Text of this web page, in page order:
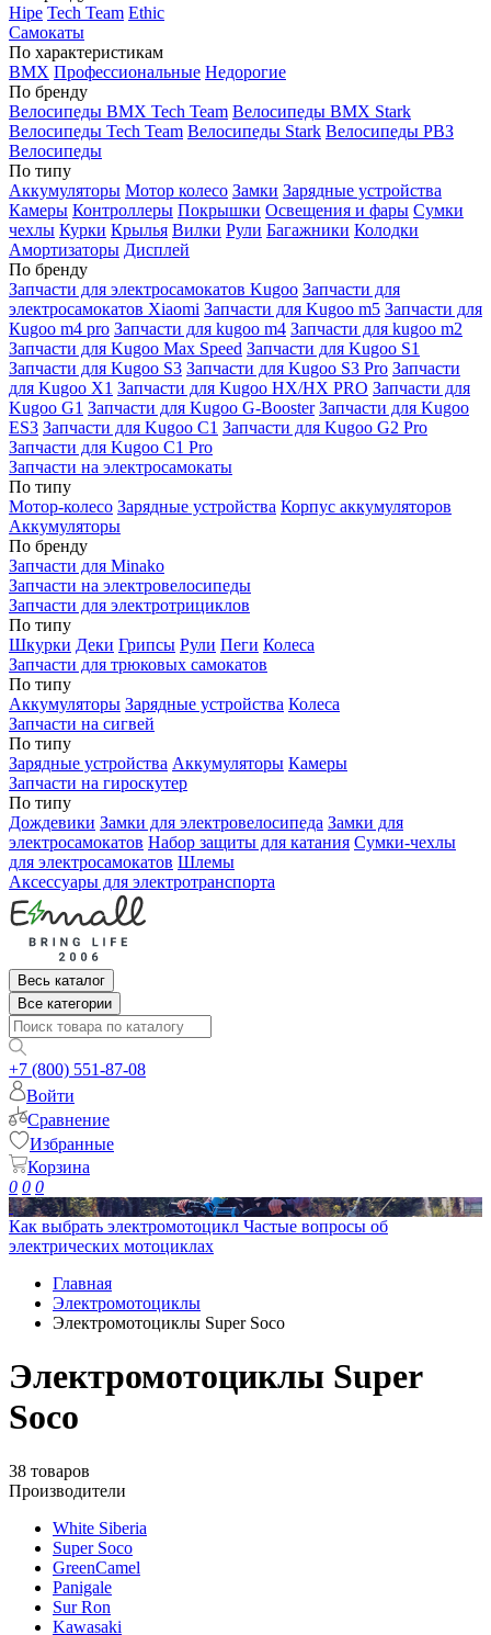
Hipe Tech Team Ethic
Самокаты
По характеристикам
BMX Профессиональные Недорогие
По бренду
Велосипеды BMX Tech Team Велосипеды BMX Stark
Велосипеды Tech Team Велосипеды Stark Велосипеды РВЗ
Велосипеды
По типу
Аккумуляторы Мотор колесо Замки Зарядные устройства
Камеры Контроллеры Покрышки Освещения и фары Сумки
чехлы Курки Крылья Вилки Рули Багажники Колодки
Амортизаторы Дисплей
По бренду
Запчасти для электросамокатов Kugoo Запчасти для
электросамокатов Xiaomi Запчасти для Kugoo m5 Запчасти для
Кugoo m4 pro Запчасти для kugoo m4 Запчасти для kugoo m2
Запчасти для Kugoo Max Speed Запчасти для Kugoo S1
Запчасти для Kugoo S3 Запчасти для Kugoo S3 Pro Запчасти
для Kugoo X1 Запчасти для Kugoo HX/HX PRO Запчасти для
Kugoo G1 Запчасти для Kugoo G-Booster Запчасти для Kugoo
ES3 Запчасти для Kugoo C1 Запчасти для Kugoo G2 Pro
Запчасти для Kugoo C1 Pro
Запчасти на электросамокаты
По типу
Мотор-колесо Зарядные устройства Корпус аккумуляторов
Аккумуляторы
По бренду
Запчасти для Minako
Запчасти на электровелосипеды
Запчасти для электротрициклов
По типу
Шкурки Деки Грипсы Рули Пеги Колеса
Запчасти для трюковых самокатов
По типу
Аккумуляторы Зарядные устройства Колеса
Запчасти на сигвей
По типу
Зарядные устройства Аккумуляторы Камеры
Запчасти на гироскутер
По типу
Дождевики Замки для электровелосипеда Замки для
электросамокатов Набор защиты для катания Сумки-чехлы
для электросамокатов Шлемы
Аксессуары для электротранспорта
Весь каталог
Все категории
+7 (800) 551-87-08
Войти
Сравнение
Избранные
Корзина
0 0 0
Как выбрать электромотоцикл Частые вопросы об
электрических мотоциклах
Главная
Электромотоциклы
Электромотоциклы Super Soco
Электромотоциклы Super
Soco
38 товаров
Производители
White Siberia
Super Soco
GreenCamel
Panigale
Sur Ron
Kawasaki